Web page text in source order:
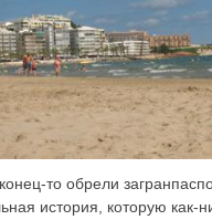
то обрели
история, которую как-